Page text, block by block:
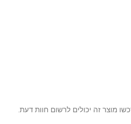
מוצר זה יכולים לרשום חוות דעת.